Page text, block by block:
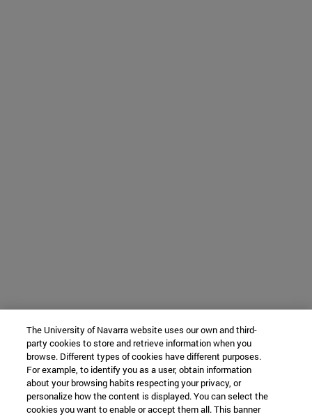
The University of Navarra website uses our own and third-
party cookies to store and retrieve information when you
browse. Different types of cookies have different purposes.
For example, to identify you as a user, obtain information
about your browsing habits respecting your privacy, or
personalize how the content is displayed. You can select the
cookies you want to enable or accept them all. This banner